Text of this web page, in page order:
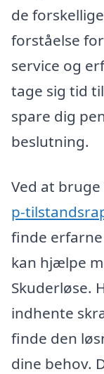
de
forståelse
service og
tage sig tid
spare dig
beslutning.
Ved at
p-
finde
kan hjælpe
Skuderløse.
indhente
finde den
dine behov.